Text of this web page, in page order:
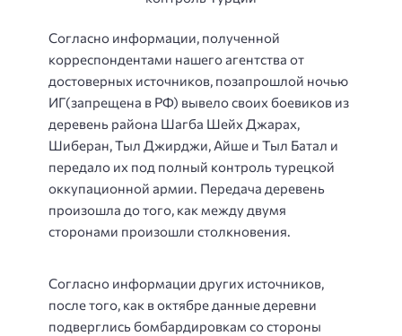
Согласно информации, полученной
корреспондентами нашего агентства от
достоверных источников, позапрошлой ночью
ИГ(запрещена в РФ) вывело своих боевиков из
деревень района Шагба Шейх Джарах,
Шиберан, Тыл Джирджи, Айше и Тыл Батал и
передало их под полный контроль турецкой
оккупационной армии. Передача деревень
произошла до того, как между двумя
сторонами произошли столкновения.
Согласно информации других источников,
после того, как в октябре данные деревни
подверглись бомбардировкам со стороны